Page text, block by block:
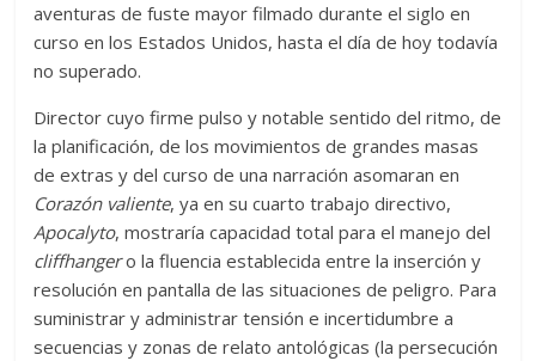
aventuras de fuste mayor filmado durante el siglo en
curso en los Estados Unidos, hasta el día de hoy todavía
no superado.
Director cuyo firme pulso y notable sentido del ritmo, de
la planificación, de los movimientos de grandes masas
de extras y del curso de una narración asomaran en
Corazón valiente, ya en su cuarto trabajo directivo,
Apocalyto, mostraría capacidad total para el manejo del
cliffhangero la fluencia establecida entre la inserción y
resolución en pantalla de las situaciones de peligro. Para
suministrar y administrar tensión e incertidumbre a
secuencias y zonas de relato antológicas (la persecución